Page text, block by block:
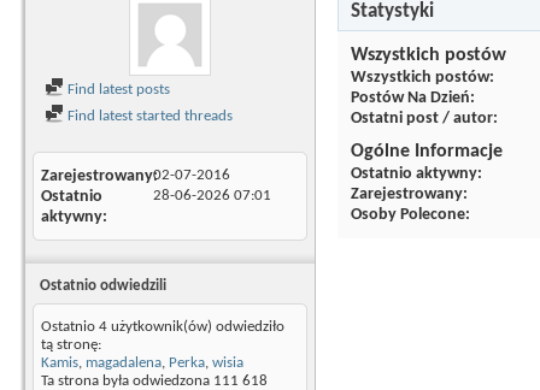
Find latest posts
Find latest started threads
Zarejestrowany02-07-2016
Ostatnio
aktywny
28-06-2026 07:01
Ostatnio odwiedzili
Ostatnio 4 użytkownik(ów) odwiedziło
tą stronę:
Kamis, magadalena, Perka, wisia
Ta strona była odwiedzona 111 618
Statystyki
Wszystkich postów
Wszystkich postów
Postów Na Dzień
Ostatni post / autor
Ogólne Informacje
Ostatnio aktywny
Zarejestrowany
Osoby Polecone